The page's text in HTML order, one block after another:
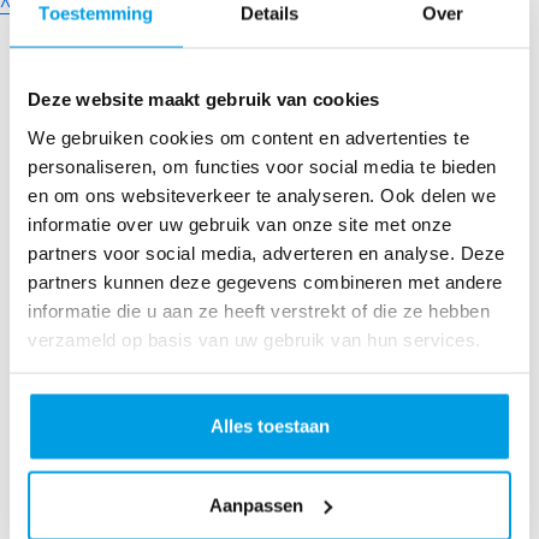
Toestemming Details Over
Deze website maakt gebruik van cookies
We gebruiken cookies om content en advertenties te
personaliseren, om functies voor social media te bieden
en om ons websiteverkeer te analyseren. Ook delen we
informatie over uw gebruik van onze site met onze
partners voor social media, adverteren en analyse. Deze
partners kunnen deze gegevens combineren met andere
informatie die u aan ze heeft verstrekt of die ze hebben
verzameld op basis van uw gebruik van hun services.
Alles toestaan
Aanpassen
m
in
a
ct
ie
St
ar
t
ei
g
n
ac
Onderzoek
onderzoeken
Doneer